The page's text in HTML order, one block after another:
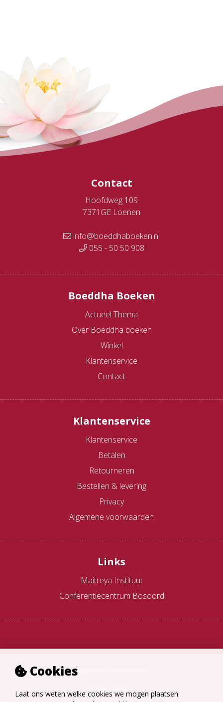
Cookies
Laat ons weten welke cookies we mogen plaatsen.
Contact
Hoofdweg 109
7371GE Loenen
info@boeddhaboeken.nl
055 - 50 50 908
Boeddha Boeken
Actueel Thema
Over Boeddha boeken
Winkel
Klantenservice
Contact
Klantenservice
Klantenservice
Betalen
Retourneren
Bestellen & levering
Privacy
Algemene voorwaarden
Links
Maitreya Instituut
Conferentiecentrum Bosoord
Algemene voorwaarden